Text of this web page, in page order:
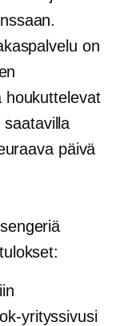
on
houkuttelevat
saatavilla
päivä
yrityssivusi